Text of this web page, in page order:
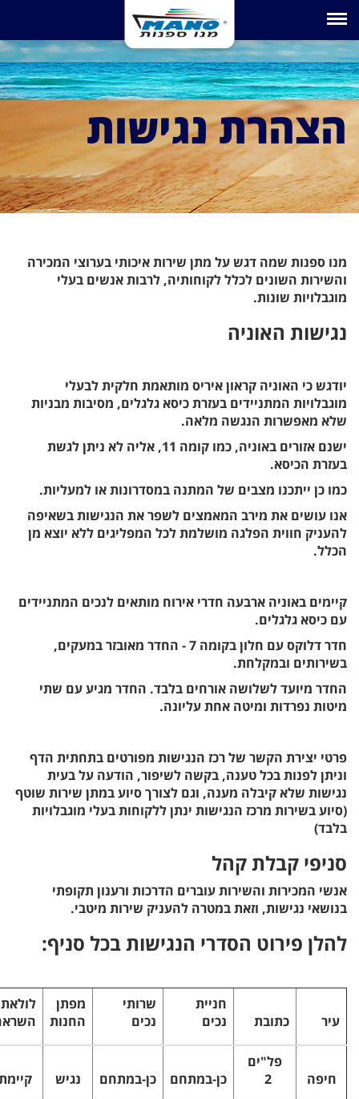
Toggle navigation
הצהרת נגישות
מנו ספנות שמה דגש על מתן שירות איכותי בערוצי המכירה
והשירות השונים לכלל לקוחותיה, לרבות אנשים בעלי
מוגבלויות שונות.
נגישות האוניה
יודגש כי האוניה קראון איריס מותאמת חלקית לבעלי
מוגבלויות המתניידים בעזרת כיסא גלגלים, מסיבות מבניות
שלא מאפשרות הנגשה מלאה.
ישנם אזורים באוניה, כמו קומה 11, אליה לא ניתן לגשת
בעזרת הכיסא.
כמו כן ייתכנו מצבים של המתנה במסדרונות או למעליות.
אנו עושים את מירב המאמצים לשפר את הנגישות בשאיפה
להעניק חווית הפלגה מושלמת לכל המפליגים ללא יוצא מן
הכלל.
קיימים באוניה ארבעה חדרי אירוח מותאים לנכים המתניידים
עם כיסא גלגלים.
חדר דלוקס עם חלון בקומה 7 - החדר מאובזר במעקים,
בשירותים ובמקלחת.
החדר מיועד לשלושה אורחים בלבד. החדר מגיע עם שתי
מיטות נפרדות ומיטה אחת עליונה.
פרטי יצירת הקשר של רכז הנגישות מפורטים בתחתית הדף
וניתן לפנות בכל טענה, בקשה לשיפור, הודעה על בעית
נגישות שלא קיבלה מענה, וגם לצורך סיוע במתן שירות שוטף
(סיוע בשירות מרכז הנגישות ינתן ללקוחות בעלי מוגבלויות
בלבד)
סניפי קבלת קהל
אנשי המכירות והשירות עוברים הדרכות ורענון תקופתי
בנושאי נגישות, וזאת במטרה להעניק שירות מיטבי.
להלן פירוט הסדרי הנגישות בכל סניף:
עיר כתובת
חניית
נכים
שרותי
נכים
מפתן
החנות
לולאת
חיפה
פל"ים
2
כן-במתחם כן-במתחם נגיש